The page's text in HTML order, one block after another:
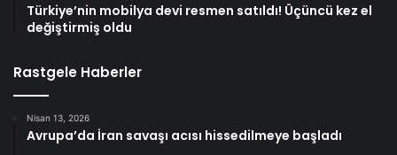
Türkiye’nin mobilya devi resmen satıldı! Üçüncü kez el
değiştirmiş oldu
Rastgele Haberler
Nisan 13, 2026
Avrupa’da İran savaşı acısı hissedilmeye başladı